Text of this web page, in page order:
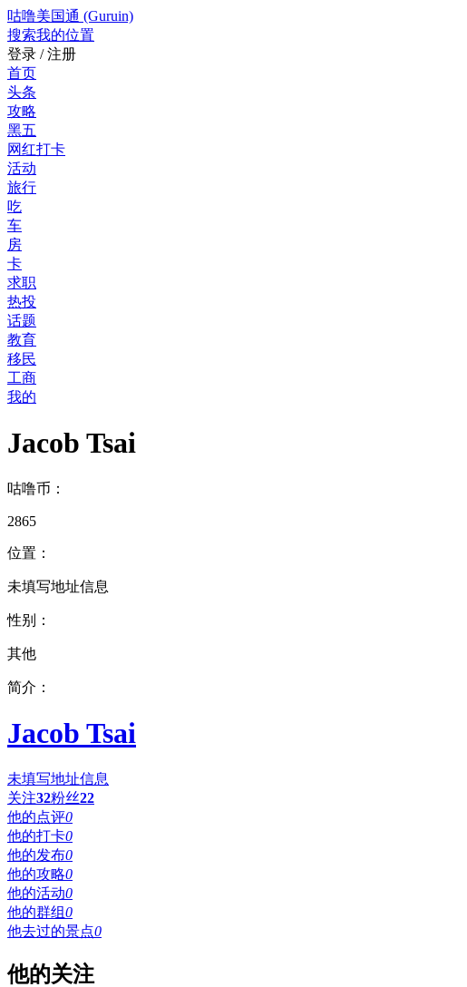
咕噜美国通 (Guruin)
搜索我的位置
登录 / 注册
首页
头条
攻略
黑五
网红打卡
活动
旅行
吃
车
房
卡
求职
热投
话题
教育
移民
工商
我的
Jacob Tsai
咕噜币：
2865
位置：
未填写地址信息
性别：
其他
简介：
Jacob Tsai
未填写地址信息
关注32粉丝22
他的点评0
他的打卡0
他的发布0
他的攻略0
他的活动0
他的群组0
他去过的景点0
他的关注